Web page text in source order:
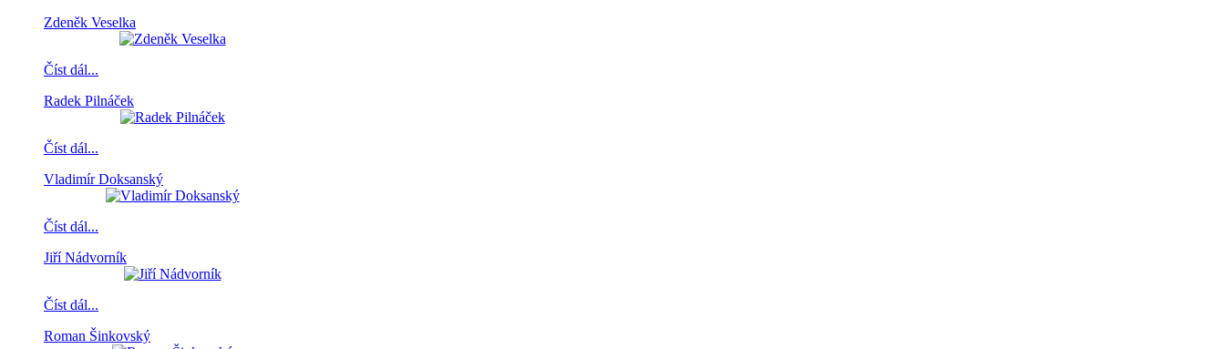
Zdeněk Veselka
Číst dál...
Radek Pilnáček
Číst dál...
Vladimír Doksanský
Číst dál...
Jiří Nádvorník
Číst dál...
Roman Šinkovský